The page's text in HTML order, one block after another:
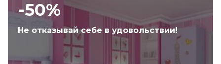
-50%
Не отказывай себе в удовольствии!